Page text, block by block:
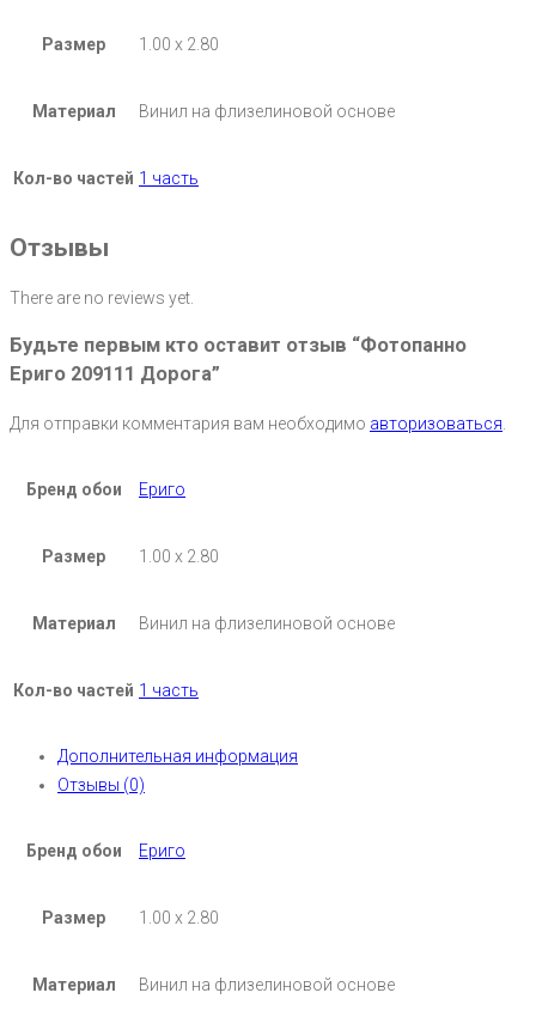
Размер 1.00 х 2.80
Материал Винил на флизелиновой основе
Кол-во частей 1 часть
Отзывы
There are no reviews yet.
Будьте первым кто оставит отзыв “Фотопанно
Ериго 209111 Дорога”
Для отправки комментария вам необходимо авторизоваться
Бренд обои Ериго
Размер 1.00 х 2.80
Материал Винил на флизелиновой основе
Кол-во частей 1 часть
Дополнительная информация
Отзывы (0)
Бренд обои Ериго
Размер 1.00 х 2.80
Материал Винил на флизелиновой основе